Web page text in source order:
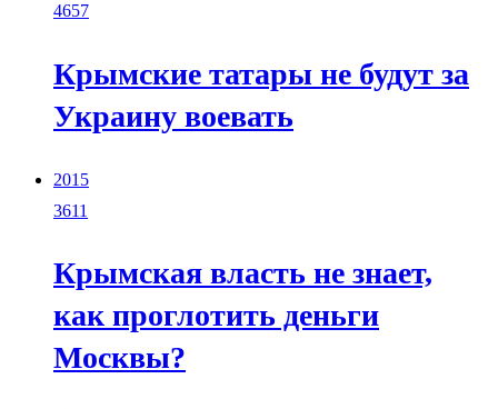
4657
Крымские татары не будут за
Украину воевать
2015
3611
Крымская власть не знает,
как проглотить деньги
Москвы?